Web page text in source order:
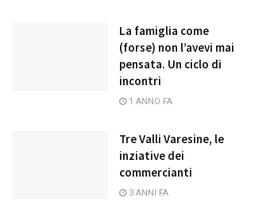
La famiglia come
(forse) non l’avevi mai
pensata. Un ciclo di
incontri
1 ANNO FA
Tre Valli Varesine, le
inziative dei
commercianti
3 ANNI FA